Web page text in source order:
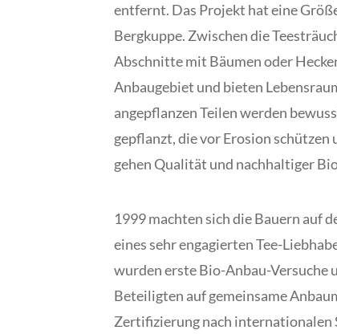
entfernt. Das Projekt hat eine
Bergkuppe. Zwischen die
Abschnitte mit Bäumen oder
Anbaugebiet und bieten
angepflanzen Teilen werden
gepflanzt, die vor Erosion
gehen Qualität und nachhaltiger
1999 machten sich die Bauern auf
eines sehr engagierten Tee-
wurden erste Bio-Anbau-Versuche
Beteiligten auf gemeinsame
Zertifizierung nach internationalen